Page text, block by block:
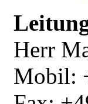
Herr
Mobil: